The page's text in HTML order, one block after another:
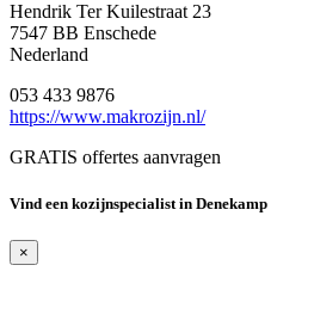
Hendrik Ter Kuilestraat 23
7547 BB Enschede
Nederland
053 433 9876
https://www.makrozijn.nl/
GRATIS offertes aanvragen
Vind een kozijnspecialist in Denekamp
×